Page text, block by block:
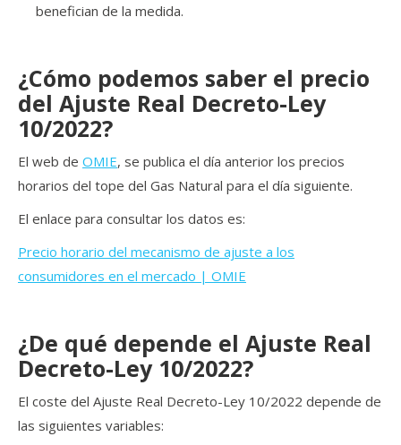
benefician de la medida.
¿Cómo podemos saber el precio
del Ajuste Real Decreto-Ley
10/2022?
El web de OMIE, se publica el día anterior los precios
horarios del tope del Gas Natural para el día siguiente.
El enlace para consultar los datos es:
Precio horario del mecanismo de ajuste a los
consumidores en el mercado | OMIE
¿De qué depende el Ajuste Real
Decreto-Ley 10/2022?
El coste del Ajuste Real Decreto-Ley 10/2022 depende de
las siguientes variables: